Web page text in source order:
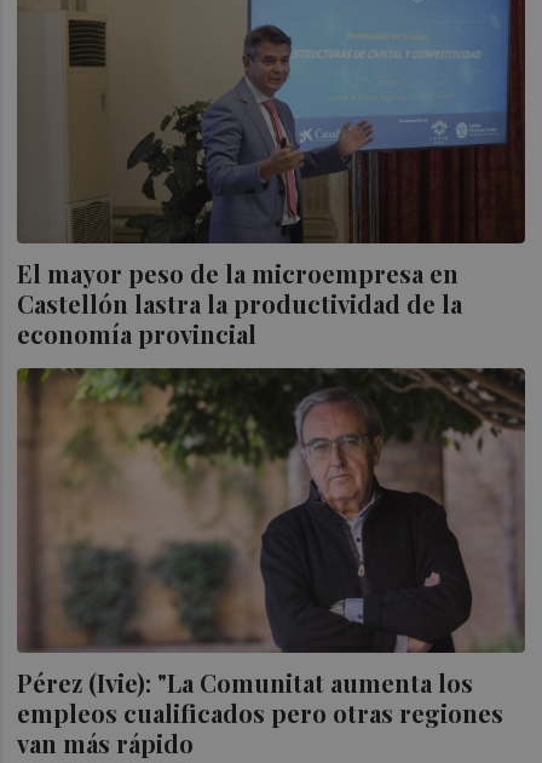
El mayor peso de la microempresa en
Castellón lastra la productividad de la
economía provincial
Pérez (Ivie): "La Comunitat aumenta los
empleos cualificados pero otras regiones
van más rápido